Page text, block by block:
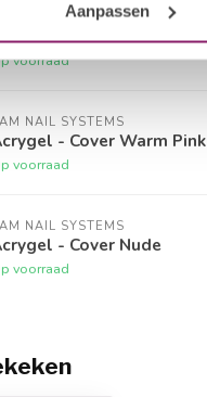
Aanpassen
NAIL SYSTEMS
- Milky
voorraad
NAIL SYSTEMS
- Cover Warm Pink
voorraad
NAIL SYSTEMS
- Cover Nude
voorraad